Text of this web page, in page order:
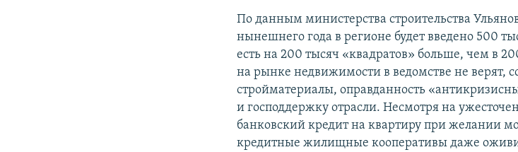
По данным министерства строительства
нынешнего года в регионе будет введено 500
есть на 200 тысяч «квадратов» больше, чем в
на рынке недвижимости в ведомстве не верят,
стройматериалы, оправданность
и господдержку отрасли. Несмотря на
банковский кредит на квартиру при желании
кредитные жилищные кооперативы даже